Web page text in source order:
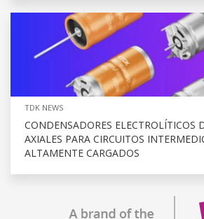
TDK NEWS
CONDENSADORES ELECTROLÍTICOS
AXIALES PARA CIRCUITOS
ALTAMENTE CARGADOS